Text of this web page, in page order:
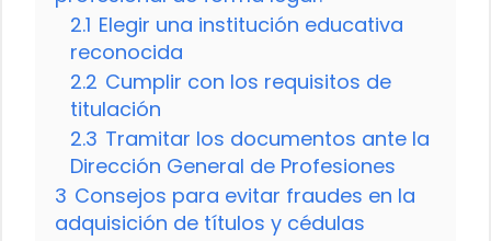
2.1 Elegir una institución educativa
reconocida
2.2 Cumplir con los requisitos de
titulación
2.3 Tramitar los documentos ante la
Dirección General de Profesiones
3 Consejos para evitar fraudes en la
adquisición de títulos y cédulas